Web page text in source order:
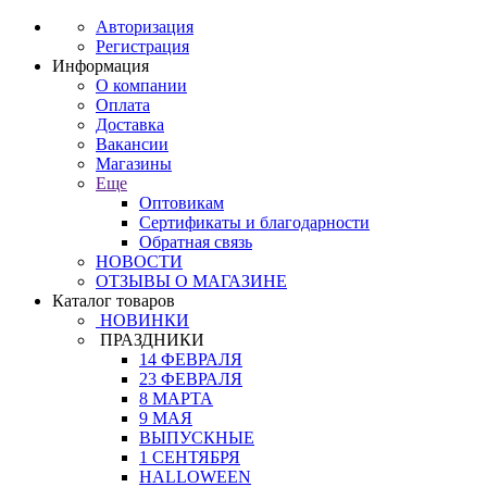
Авторизация
Регистрация
Информация
О компании
Оплата
Доставка
Вакансии
Магазины
Еще
Оптовикам
Сертификаты и благодарности
Обратная связь
НОВОСТИ
ОТЗЫВЫ О МАГАЗИНЕ
Каталог товаров
НОВИНКИ
ПРАЗДНИКИ
14 ФЕВРАЛЯ
23 ФЕВРАЛЯ
8 МАРТА
9 МАЯ
ВЫПУСКНЫЕ
1 СЕНТЯБРЯ
HALLOWEEN